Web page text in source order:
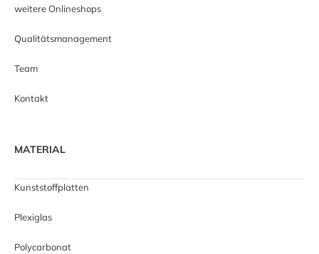
weitere Onlineshops
Qualitätsmanagement
Team
Kontakt
MATERIAL
Kunststoffplatten
Plexiglas
Polycarbonat